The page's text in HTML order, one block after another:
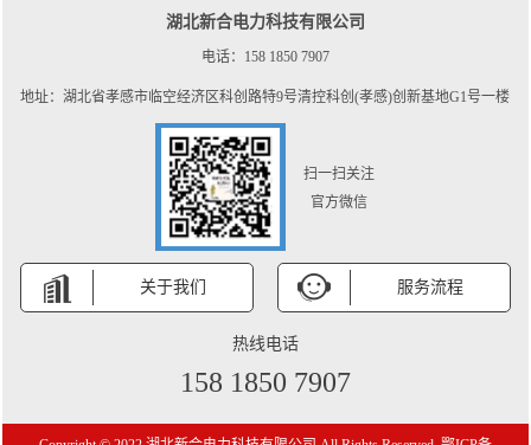
湖北新合电力科技有限公司
电话：158 1850 7907
地址：湖北省孝感市临空经济区科创路特9号清控科创(孝感)创新基地G1号一楼
扫一扫关注
官方微信
关于我们 服务流程
热线电话
158 1850 7907